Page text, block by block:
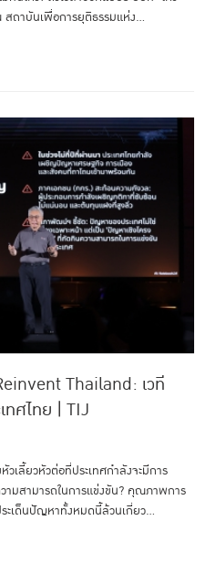
ถาบันเพื่อการยุติธรรมแห่ง
Thailand: เวที
ทศไทย | TIJ
เลี้ยวหัวต่อที่ประเทศกำลังจะมีการ
ามสามารถในการแข่งขัน? คุณภาพการ
ะเด็นปัญหาทั้งหมดนี้ล้วนเกี่ยว...